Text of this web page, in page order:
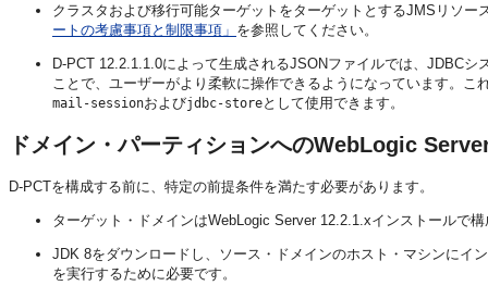
クラスタおよび移行可能ターゲットをターゲットとするJMSリソー
ートの考慮事項と制限事項」 を参照してください。
D-PCT 12.2.1.1.0によって生成されるJSONファイルでは、JDBC
ことで、ユーザーがより柔軟に操作できるようになっています。
mail-sessionおよびjdbc-storeとして使用できます。
ドメイン・パーティションへのWebLogic
D-PCTを構成する前に、特定の前提条件を満たす必要があります。
ターゲット・ドメインはWebLogic Server 12.2.1.xインストールで
JDK 8をダウンロードし、ソース・ドメインのホスト・マシンにイ
を実行するために必要です。